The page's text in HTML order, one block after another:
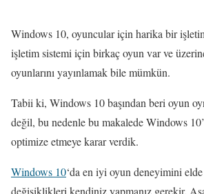
Windows 10, oyuncular için harika bir
işletim sistemi için birkaç oyun var ve
oyunlarını yayınlamak bile mümkün.
Tabii ki, Windows 10 başından beri oyun
değil, bu nedenle bu makalede Windows
optimize etmeye karar verdik.
Windows 10‘da en iyi oyun deneyimini
değişiklikleri kendiniz yapmanız gerekir.